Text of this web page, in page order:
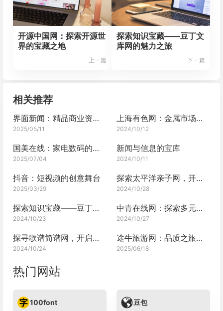
开源中国网：探索开源世
界的宝藏之地
上一篇
探索知识宝藏——豆丁文
库网的魅力之旅
下一篇
相关推荐
界面新闻：精品商业资讯平台的深度探索
2025/05/11
上海有色网：金属市场动态新风向标
2024/10/12
国美在线：家电数码的购物主场
2025/07/04
新闻与信息的宝库
2024/10/11
抖音：短视频的创意舞台
2025/03/29
探索太平洋亲子网，开启亲子成长之旅
2024/10/28
探索知识宝藏——豆丁文库网的魅力之旅
2024/10/23
中青在线网：探索多元世界的窗口
2024/10/27
探寻歌谱简谱网，开启音乐之旅
2024/10/24
途牛旅游网：品质之旅的卓越之选
2025/06/18
热门网站
100font 豆包